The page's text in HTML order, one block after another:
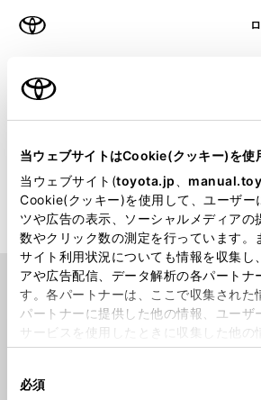
当ウェブサイトはCookie(クッキー)を使
当ウェブサイト(toyota.jp
Cookie(クッキー)を使用して、ユーザー
ツや広告の表示、ソーシャルメディアの
数やクリック数の測定を行っています。
サイト利用状況についても情報を収集し
アや広告配信、データ解析の各パートナ
す。各パートナーは、ここで収集された
パートナーに提供した他の情報、ユーザ
サービスを使用したときに収集した他の
使用することがあります。当ウェブサイ
必須
ラインアップ
販売店検索
トヨタのクルマを取り扱っている日本全国
だけます
場所から探す